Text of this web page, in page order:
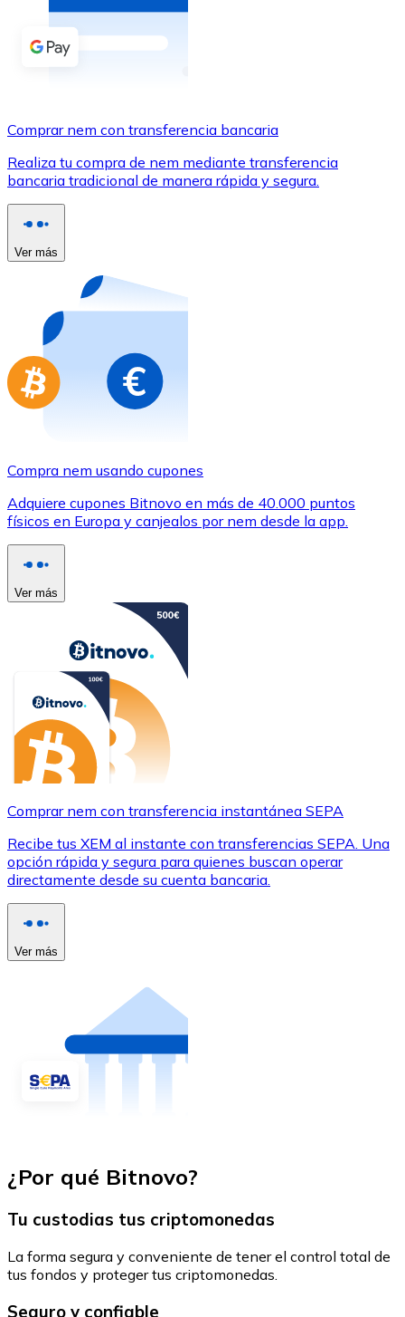
Comprar con efectivo
Transferencia SEPA
Utiliza tarjetas Visa y Mastercard para comprar
Comprar con tarjeta
Compra tarjetas regalo de tus marcas favoritas con
Ir a la tienda de tarjetas regalo
Comprar nem con transferencia bancaria
Realiza tu compra de nem mediante transferencia
bancaria tradicional de manera rápida y segura.
Ver más
Compra nem usando cupones
Adquiere cupones Bitnovo en más de 40.000 puntos
físicos en Europa y canjealos por nem desde la app.
Ver más
Comprar nem con transferencia instantánea SEPA
Recibe tus XEM al instante con transferencias SEPA. Una
opción rápida y segura para quienes buscan operar
directamente desde su cuenta bancaria.
Ver más
¿Por qué Bitnovo?
Tu custodias tus criptomonedas
La forma segura y conveniente de tener el control total de
tus fondos y proteger tus criptomonedas.
Seguro y confiable